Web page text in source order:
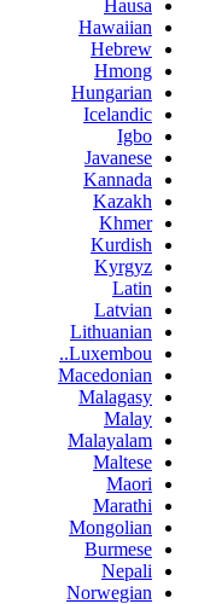
Hausa
Hawaiian
Hebrew
Hmong
Hungarian
Icelandic
Igbo
Javanese
Kannada
Kazakh
Khmer
Kurdish
Kyrgyz
Latin
Latvian
Lithuanian
Luxembou..
Macedonian
Malagasy
Malay
Malayalam
Maltese
Maori
Marathi
Mongolian
Burmese
Nepali
Norwegian